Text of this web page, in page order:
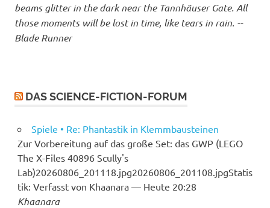
beams glitter in the dark near the Tannhäuser Gate. All
those moments will be lost in time, like tears in rain. --
Blade Runner
DAS SCIENCE-FICTION-FORUM
Spiele • Re: Phantastik in Klemmbausteinen
Zur Vorbereitung auf das große Set: das GWP (LEGO
The X-Files 40896 Scully's
Lab)20260806_201118.jpg20260806_201108.jpgStatis
tik: Verfasst von Khaanara — Heute 20:28
Khaanara